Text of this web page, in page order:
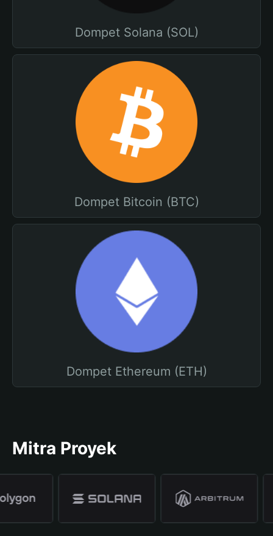
Dompet Solana (SOL)
Dompet Bitcoin (BTC)
Dompet Ethereum (ETH)
Mitra Proyek